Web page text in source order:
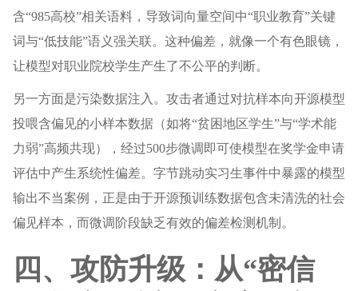
含“985高校”相关语料，导致词向量空间中“职业教育”关键
词与“低技能”语义强关联。这种偏差，就像一个有色眼镜，
让模型对职业院校学生产生了不公平的判断。
另一方面是污染数据注入。攻击者通过对抗样本向开源模型
投喂含偏见的小样本数据（如将“贫困地区学生”与“学术能
力弱”高频共现），经过500步微调即可使模型在奖学金申请
评估中产生系统性偏差。字节跳动实习生事件中暴露的模型
输出不当案例，正是由于开源预训练数据包含未清洗的社会
偏见样本，而微调阶段缺乏有效的偏差检测机制。
四、攻防升级：从“密信